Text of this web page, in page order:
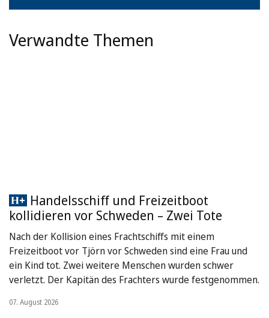
Verwandte Themen
Handelsschiff und Freizeitboot
kollidieren vor Schweden – Zwei Tote
Nach der Kollision eines Frachtschiffs mit einem
Freizeitboot vor Tjörn vor Schweden sind eine Frau und
ein Kind tot. Zwei weitere Menschen wurden schwer
verletzt. Der Kapitän des Frachters wurde festgenommen.
07. August 2026